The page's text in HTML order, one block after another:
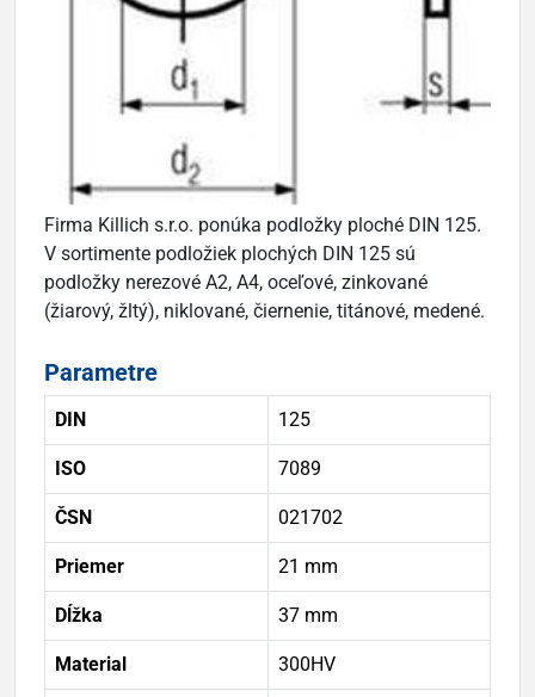
Firma Killich s.r.o. ponúka podložky ploché DIN 125.
V sortimente podložiek plochých DIN 125 sú
podložky nerezové A2, A4, oceľové, zinkované
(žiarový, žltý), niklované, čiernenie, titánové, medené.
Parametre
DIN 125
ISO 7089
ČSN 021702
Priemer 21 mm
Dĺžka 37 mm
Material 300HV